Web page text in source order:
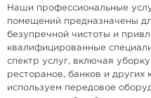
Наши профессиональные
помещений предназначены
безупречной чистоты и
квалифицированные
спектр услуг, включая
ресторанов, банков и других
используем передовое